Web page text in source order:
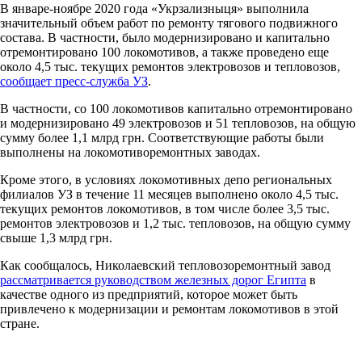
В январе-ноябре 2020 года «Укрзализныця» выполнила
значительный объем работ по ремонту тягового подвижного
состава. В частности, было модернизировано и капитально
отремонтировано 100 локомотивов, а также проведено еще
около 4,5 тыс. текущих ремонтов электровозов и тепловозов,
сообщает пресс-служба УЗ.
В частности, со 100 локомотивов капитально отремонтировано
и модернизировано 49 электровозов и 51 тепловозов, на общую
сумму более 1,1 млрд грн. Соответствующие работы были
выполнены на локомотиворемонтных заводах.
Кроме этого, в условиях локомотивных депо региональных
филиалов УЗ в течение 11 месяцев выполнено около 4,5 тыс.
текущих ремонтов локомотивов, в том числе более 3,5 тыс.
ремонтов электровозов и 1,2 тыс. тепловозов, на общую сумму
свыше 1,3 млрд грн.
Как сообщалось, Николаевский тепловозоремонтный завод
рассматривается руководством железных дорог Египта в
качестве одного из предприятий, которое может быть
привлечено к модернизации и ремонтам локомотивов в этой
стране.